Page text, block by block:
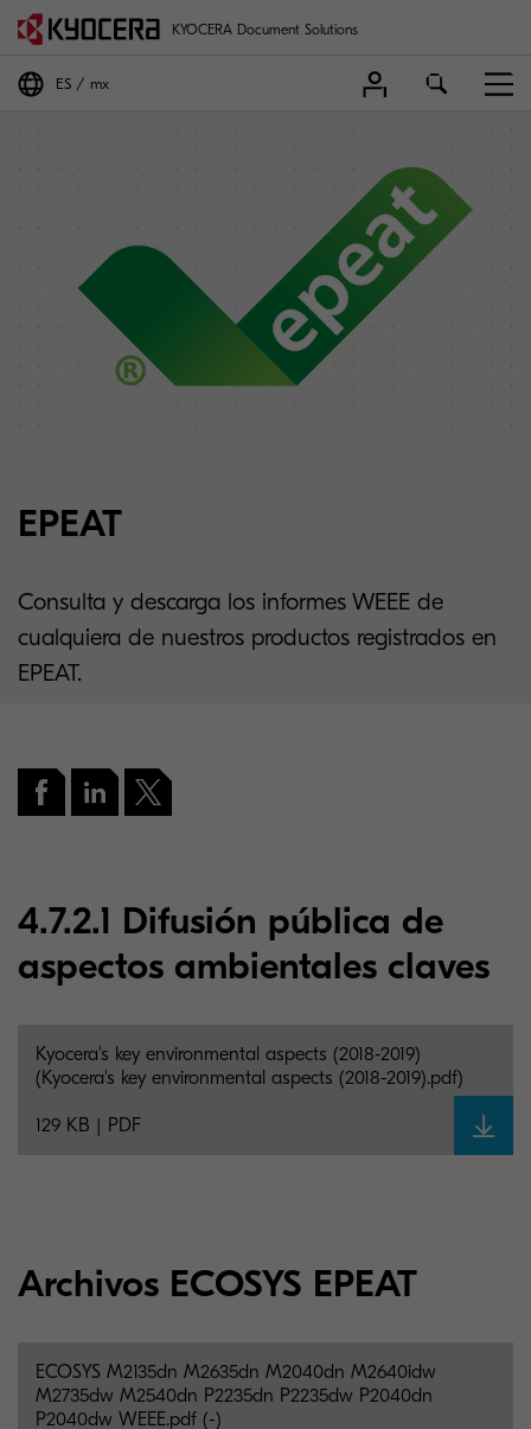
KYOCERA Document Solutions
ES mx
EPEAT
Consulta y descarga los informes WEEE de
cualquiera de nuestros productos registrados en
EPEAT.
4.7.2.1 Difusión pública de
aspectos ambientales claves
Kyocera's key environmental aspects (2018-2019)
(Kyocera's key environmental aspects (2018-2019).pdf)
129 KB | PDF
Archivos ECOSYS EPEAT
ECOSYS M2135dn M2635dn M2040dn M2640idw
M2735dw M2540dn P2235dn P2235dw P2040dn
P2040dw WEEE.pdf (-)